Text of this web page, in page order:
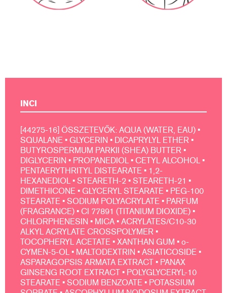
INCI
[44275-16] ÖSSZETEVŐK: AQUA (WATER, EAU) •
SQUALANE • GLYCERIN • DICAPRYLYL ETHER •
BUTYROSPERMUM PARKII (SHEA) BUTTER •
DIGLYCERIN • PROPANEDIOL • CETYL ALCOHOL •
PENTAERYTHRITYL DISTEARATE • 1,2-
HEXANEDIOL • STEARETH-2 • STEARETH-21 •
DIMETHICONE • GLYCERYL STEARATE • PEG-100
STEARATE • SODIUM POLYACRYLATE • PARFUM
(FRAGRANCE) • CI 77891 (TITANIUM DIOXIDE) •
CHLORPHENESIN • MICA • ACRYLATES/C10-30
ALKYL ACRYLATE CROSSPOLYMER •
TOCOPHERYL ACETATE • XANTHAN GUM • o-
CYMEN-5-OL • MALTODEXTRIN • ASIATICOSIDE •
ASPARAGOPSIS ARMATA EXTRACT • PANAX
GINSENG ROOT EXTRACT • POLYGLYCERYL-10
STEARATE • SODIUM BENZOATE • POTASSIUM